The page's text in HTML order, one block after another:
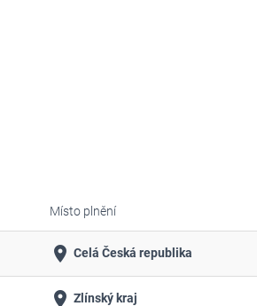
Místo plnění
place Celá Česká republika
place Zlínský kraj